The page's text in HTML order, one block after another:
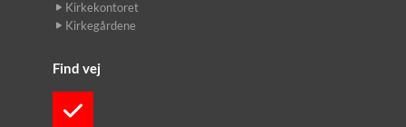
Kirkekontoret
Kirkegårdene
Find vej